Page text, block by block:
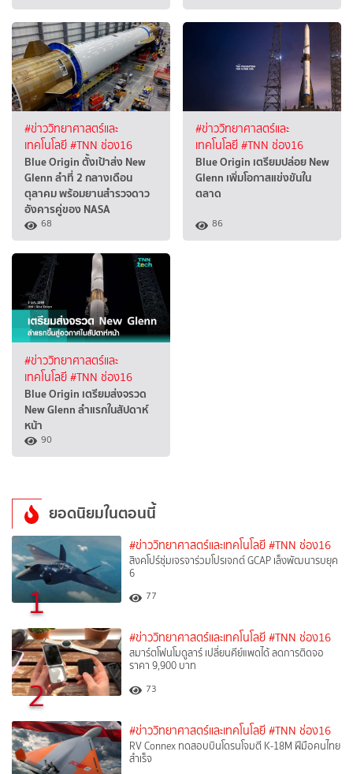
#ข่าววิทยาศาสตร์และ
เทคโนโลยี#TNN ช่อง16
Blue Origin ตั้งเป้าส่ง New
Glenn ลำที่ 2 กลางเดือน
ตุลาคม พร้อมยานสำรวจดาว
อังคารคู่ของ NASA
68
#ข่าววิทยาศาสตร์และ
เทคโนโลยี#TNN ช่อง16
Blue Origin เตรียมปล่อย New
Glenn เพิ่มโอกาสแข่งขันใน
ตลาด
86
#ข่าววิทยาศาสตร์และ
เทคโนโลยี#TNN ช่อง16
Blue Origin เตรียมส่งจรวด
New Glenn ลำแรกในสัปดาห์
หน้า
90
ยอดนิยมในตอนนี้
1
#ข่าววิทยาศาสตร์และเทคโนโลยี #TNN ช่อง16
สิงคโปร์ซุ่มเจรจาร่วมโปรเจกต์ GCAP เล็งพัฒนารบยุค
6
77
2
#ข่าววิทยาศาสตร์และเทคโนโลยี #TNN ช่อง16
สมาร์ตโฟนโมดูลาร์ เปลี่ยนคีย์แพดได้ ลดการติดจอ
ราคา 9,900 บาท
73
#ข่าววิทยาศาสตร์และเทคโนโลยี #TNN ช่อง16
RV Connex ทดสอบบินโดรนโจมตี K-18M ฝีมือคนไทย
สำเร็จ